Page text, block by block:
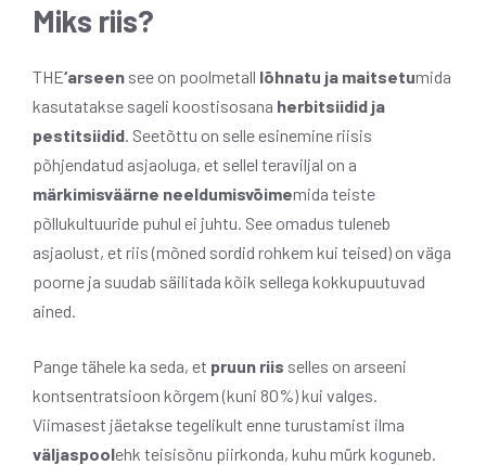
Miks riis?
THE‘arseen see on poolmetall lõhnatu ja maitsetumida
kasutatakse sageli koostisosana herbitsiidid ja
pestitsiidid . Seetõttu on selle esinemine riisis
põhjendatud asjaoluga, et sellel teraviljal on a
märkimisväärne neeldumisvõimemida teiste
põllukultuuride puhul ei juhtu. See omadus tuleneb
asjaolust, et riis (mõned sordid rohkem kui teised) on väga
poorne ja suudab säilitada kõik sellega kokkupuutuvad
ained.
Pange tähele ka seda, et pruun riis selles on arseeni
kontsentratsioon kõrgem (kuni 80%) kui valges.
Viimasest jäetakse tegelikult enne turustamist ilma
väljaspoolehk teisisõnu piirkonda, kuhu mürk koguneb.